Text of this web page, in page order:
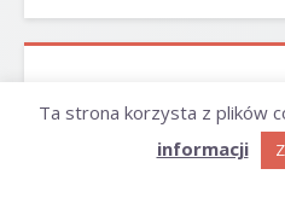
Ta strona korzysta z plików
informacji